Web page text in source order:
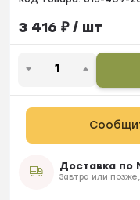
3 416 ₽/ шт
Доставка по
Завтра или